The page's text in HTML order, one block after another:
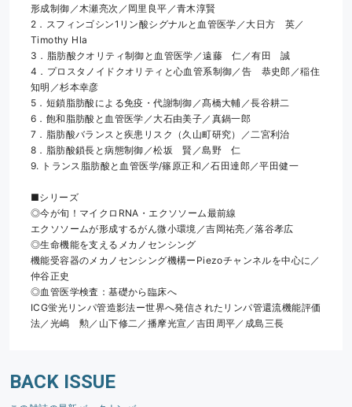
形成制御／木瀬亮次／岡里良平／青木淳賢
2．スフィンゴシン1リン酸シグナルと血管医学／大日方　英／
Timothy Hla
3．脂肪酸クオリティ制御と血管医学／遠藤　仁／有田　誠
4．プロスタノイドクオリティと心血管系制御／告　恭史郎／稲住
知明／杉本幸彦
5．短鎖脂肪酸による免疫・代謝制御／髙橋大輔／長谷耕二
6．飽和脂肪酸と血管医学／大石由美子／真鍋一郎
7．脂肪酸バランスと疾患リスク（久山町研究）／二宮利治
8．脂肪酸鎖長と病態制御／松坂　賢／島野　仁
9. トランス脂肪酸と血管医学/篠原正和／石田達郎／平田健一
■シリーズ
◎今が旬！マイクロRNA・エクソソーム最前線
エクソソームが形成するがん微小環境／吉岡祐亮／落谷孝広
◎生命機能を支えるメカノセンシング
機能受容器のメカノセンシング機構ーPiezoチャンネルを中心に／
仲谷正史
◎血管医学検査：基礎から臨床へ
ICG蛍光リンパ管造影法ー世界へ発信されたリンパ管還流機能評価
法／光嶋　勲／山下修二／播摩光宣／吉田周平／成島三長
BACK ISSUE